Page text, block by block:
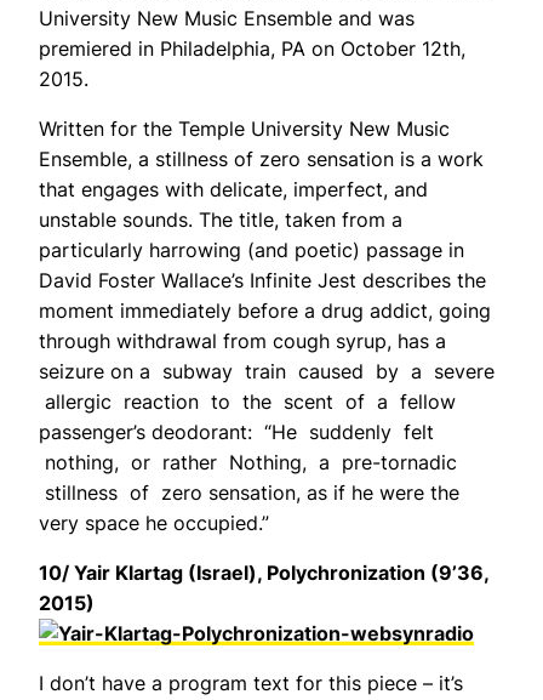
University New Music Ensemble and was
premiered in Philadelphia, PA on October 12th,
2015.
Written for the Temple University New Music
Ensemble, a stillness of zero sensation is a work
that engages with delicate, imperfect, and
unstable sounds. The title, taken from a
particularly harrowing (and poetic) passage in
David Foster Wallace’s Infinite Jest describes the
moment immediately before a drug addict, going
through withdrawal from cough syrup, has a
seizure on a subway train caused by a severe
allergic reaction to the scent of a fellow
passenger’s deodorant: “He suddenly felt
nothing, or rather Nothing, a pre-tornadic
stillness of zero sensation, as if he were the
very space he occupied.”
10/ Yair Klartag (Israel), Polychronization (9’36,
2015)
I don’t have a program text for this piece – it’s